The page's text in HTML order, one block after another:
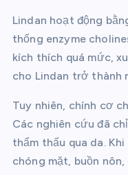
Lindan hoạt động
thống enzyme
kích thích quá mức,
cho Lindan trở thành
Tuy nhiên, chính cơ
Các nghiên cứu đã
thẩm thấu qua da.
chóng mặt, buồn